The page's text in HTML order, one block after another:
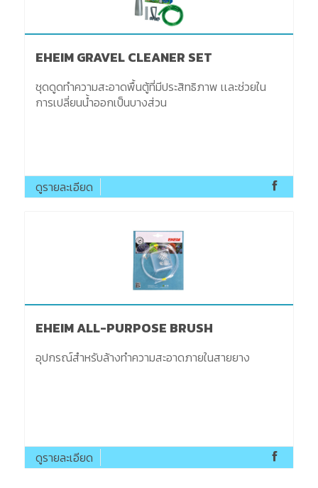
EHEIM GRAVEL CLEANER SET
ชุดดูดทำความสะอาดพื้นตู้ที่มีประสิทธิภาพ เเละช่วยใน
การเปลี่ยนน้ำออกเป็นบางส่วน
ดูรายละเอียด
EHEIM ALL-PURPOSE BRUSH
อุปกรณ์สำหรับล้างทำความสะอาดภายในสายยาง
ดูรายละเอียด